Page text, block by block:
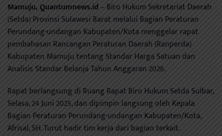
Mamuju, Quantumnews.id – Biro Hukum Sekretariat Daerah
(Setda) Provinsi Sulawesi Barat melalui Bagian Peraturan
Perundang-undangan Kabupaten/Kota menggelar rapat
pembahasan Rancangan Peraturan Daerah (Ranperda)
Kabupaten Mamuju tentang Standar Harga Satuan dan
Analisis Standar Belanja Tahun Anggaran 2026.
Rapat berlangsung di Ruang Rapat Biro Hukum Setda Sulbar,
Selasa, 24 Juni 2025, dan dipimpin langsung oleh Kepala
Bagian Peraturan Perundang-undangan Kabupaten/Kota,
Afrisal, SH. Turut hadir tim kerja dari bagian terkait.